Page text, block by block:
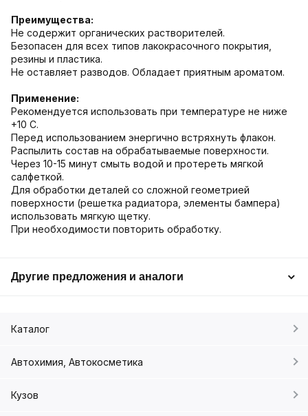
Преимущества:
Не содержит органических растворителей.
Безопасен для всех типов лакокрасочного покрытия,
резины и пластика.
Не оставляет разводов. Обладает приятным ароматом.
Применение:
Рекомендуется использовать при температуре не ниже
+10 С.
Перед использованием энергично встряхнуть флакон.
Распылить состав на обрабатываемые поверхности.
Через 10-15 минут смыть водой и протереть мягкой
салфеткой.
Для обработки деталей со сложной геометрией
поверхности (решетка радиатора, элементы бампера)
использовать мягкую щетку.
При необходимости повторить обработку.
Другие предложения и аналоги
Каталог
Автохимия, Автокосметика
Кузов